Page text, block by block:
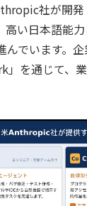
社が開発
高い日本語能
んでいます。
」を通じて、